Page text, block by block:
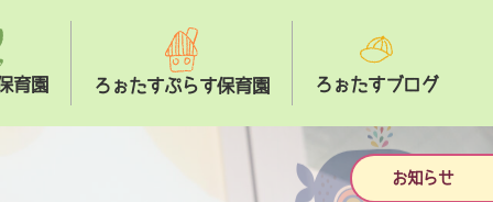
お知らせ
育園 ろぉたすぷらす保育園 ろぉたすブログ